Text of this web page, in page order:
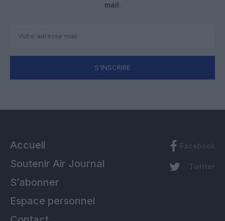
mail.
S'INSCRIRE
Accueil
Soutenir Air Journal
S’abonner
Espace personnel